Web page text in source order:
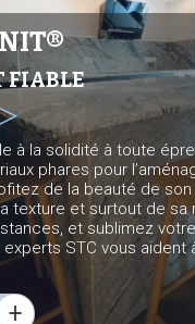
FIABLE
à la solidité à toute
phares pour
de la beauté de
texture et surtout de sa
et sublimez
experts STC vous aident